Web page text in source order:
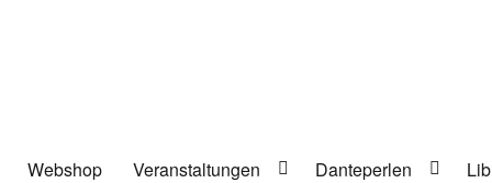
Webshop Veranstaltungen Danteperlen